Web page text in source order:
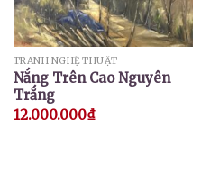
TRANH NGHỆ THUẬT
Nắng Trên Cao Nguyên
Trắng
12.000.000₫